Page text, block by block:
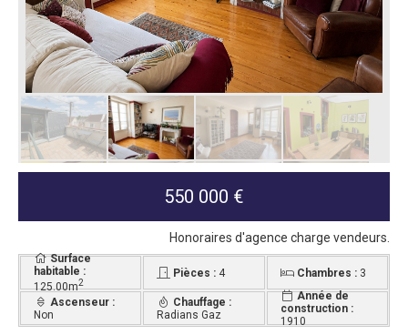
550 000 €
Honoraires d'agence charge vendeurs.
Surface
habitable :
125.00m2
Pièces : 4 Chambres :3
Ascenseur :
Non
Chauffage :
Radians Gaz
Année de
construction :
1910